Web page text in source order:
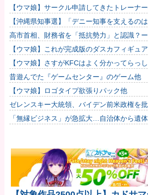
娘！？
【ウマ娘】サークル申請してきたトレーナ
すぎて草ｗｗｗ「このまま成長したらどう
【沖縄県知事選】「デニー知事を支えるの
言で大炎上ｗｗｗ
高市首相、財務省を「抵抗勢力」と認識？
【ウマ娘】これが完成版のダスカフィギュ
だろ…」
【ウマ娘】さすがKFCはよく分かってらっ
昔遊んでた『ゲームセンター』のゲーム他
【ウマ娘】ロゴタイプ欲張りパック他
ゼレンスキー大統領、バイデン前米政権を批
た」…迎撃ミサイルのライセンス生産不許
「無縁ビジネス」が急拡大…自治体から遺